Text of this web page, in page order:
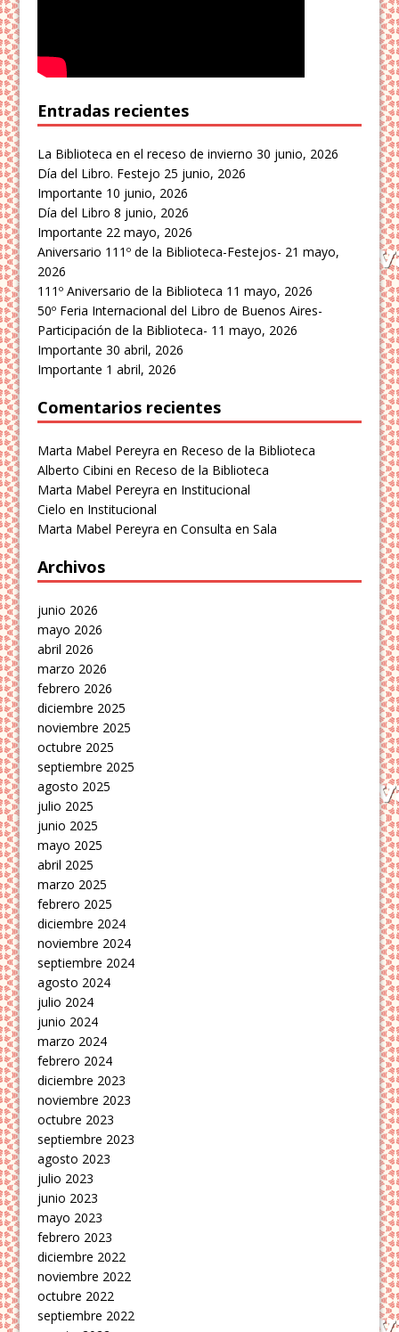
Entradas recientes
La Biblioteca en el receso de invierno 30 junio, 2026
Día del Libro. Festejo 25 junio, 2026
Importante 10 junio, 2026
Día del Libro 8 junio, 2026
Importante 22 mayo, 2026
Aniversario 111º de la Biblioteca-Festejos- 21 mayo,
2026
111º Aniversario de la Biblioteca 11 mayo, 2026
50º Feria Internacional del Libro de Buenos Aires-
Participación de la Biblioteca- 11 mayo, 2026
Importante 30 abril, 2026
Importante 1 abril, 2026
Comentarios recientes
Marta Mabel Pereyra en Receso de la Biblioteca
Alberto Cibini en Receso de la Biblioteca
Marta Mabel Pereyra en Institucional
Cielo en Institucional
Marta Mabel Pereyra enConsulta en Sala
Archivos
junio 2026
mayo 2026
abril 2026
marzo 2026
febrero 2026
diciembre 2025
noviembre 2025
octubre 2025
septiembre 2025
agosto 2025
julio 2025
junio 2025
mayo 2025
abril 2025
marzo 2025
febrero 2025
diciembre 2024
noviembre 2024
septiembre 2024
agosto 2024
julio 2024
junio 2024
marzo 2024
febrero 2024
diciembre 2023
noviembre 2023
octubre 2023
septiembre 2023
agosto 2023
julio 2023
junio 2023
mayo 2023
febrero 2023
diciembre 2022
noviembre 2022
octubre 2022
septiembre 2022